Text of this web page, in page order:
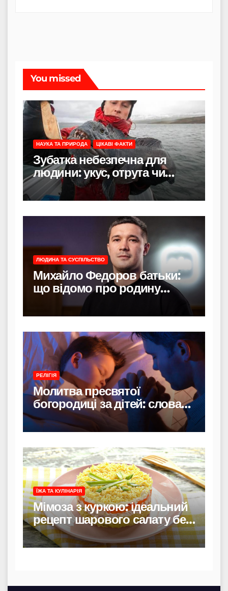
You missed
НАУКА ТА ПРИРОДА ЦІКАВІ ФАКТИ
Зубатка небезпечна для
людини: укус, отрута чи
лише зовнішність
ЛЮДИНА ТА СУСПІЛЬСТВО
Михайло Федоров батьки:
що відомо про родину
РЕЛІГІЯ
Молитва пресвятої
богородиці за дітей: слова
захисту і материнського
тепла
ЇЖА ТА КУЛІНАРІЯ
Мімоза з куркою: ідеальний
рецепт шарового салату без
риби